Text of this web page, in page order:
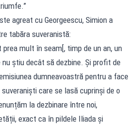
agreat cu Georgeescu, Simion a
tabăra suveranistă:
prea mult în seam[, timp de un an, un
nu știu decât să dezbine. Și profit de
dumneavoastră pentru a face
care se lasă cuprinși de o
la dezbinare între noi,
exact ca în pildele Iliada și